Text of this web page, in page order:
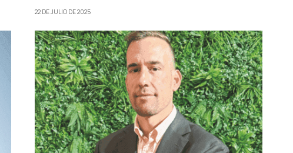
22 DE JULIO DE 2025